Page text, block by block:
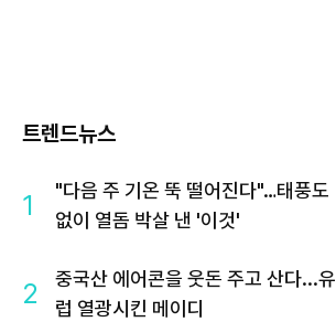
트렌드뉴스
1
"다음 주 기온 뚝 떨어진다"…태풍도
없이 열돔 박살 낸 '이것'
2
중국산 에어콘을 웃돈 주고 산다...유
럽 열광시킨 메이디